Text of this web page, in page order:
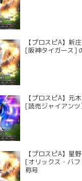
【プロスピA】新
[阪神タイガース]
【プロスピA】元
[読売ジャイアン
【プロスピA】星
[オリックス・バフ
称号